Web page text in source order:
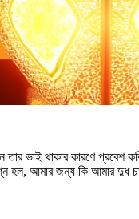
ভাই থাকার কারণে
আমার জন্য কি আমার দুধ